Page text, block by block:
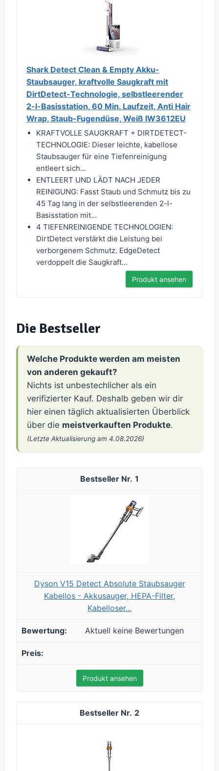
Shark Detect Clean & Empty Akku-
Staubsauger, kraftvolle Saugkraft mit
DirtDetect-Technologie, selbstleerender
2-l-Basisstation, 60 Min. Laufzeit, Anti Hair
Wrap, Staub-Fugendüse, Weiß IW3612EU
KRAFTVOLLE SAUGKRAFT + DIRTDETECT-
TECHNOLOGIE: Dieser leichte, kabellose
Staubsauger für eine Tiefenreinigung
entleert sich...
ENTLEERT UND LÄDT NACH JEDER
REINIGUNG: Fasst Staub und Schmutz bis zu
45 Tag lang in der selbstleerenden 2-l-
Basisstation mit...
4 TIEFENREINIGENDE TECHNOLOGIEN:
DirtDetect verstärkt die Leistung bei
verborgenem Schmutz. EdgeDetect
verdoppelt die Saugkraft...
Produkt ansehen
Die Bestseller
Welche Produkte werden am meisten
von anderen gekauft?
Nichts ist unbestechlicher als ein
verifizierter Kauf. Deshalb geben wir dir
hier einen täglich aktualisierten Überblick
über die meistverkauften Produkte.
(Letzte Aktualisierung am 4.08.2026)
1
Dyson V15 Detect Absolute Staubsauger
Kabellos - Akkusauger, HEPA-Filter,
Kabelloser...
Aktuell keine Bewertungen
Produkt ansehen
2